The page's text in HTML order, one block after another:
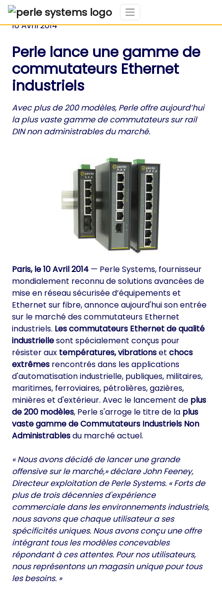
10 Avril 2014
Perle lance une gamme de
commutateurs Ethernet
industriels
Avec plus de 200 modèles, Perle offre aujourd’hui
la plus vaste gamme de commutateurs sur rail
DIN non administrables du marché.
Paris, le 10 Avril 2014 — Perle Systems, fournisseur
mondialement reconnu de solutions avancées de
mise en réseau sécurisée d’équipements et
Ethernet sur fibre, annonce aujourd'hui son entrée
sur le marché des commutateurs Ethernet
industriels. Les commutateurs Ethernet de qualité
industriellesont spécialement conçus pour
résister aux températures, vibrationset chocs
extrêmes rencontrés dans les applications
d'automatisation industrielle, publiques, militaires,
maritimes, ferroviaires, pétrolières, gazières,
minières et d'extérieur. Avec le lancement de plus
de 200 modèles, Perle s'arroge le titre de la plus
vaste gamme deCommutateurs Industriels Non
Administrablesdu marché actuel.
« Nous avons décidé de lancer une grande
offensive sur le marché,» déclare John Feeney,
Directeur exploitation de Perle Systems. « Forts de
plus de trois décennies d'expérience
commerciale dans les environnements industriels,
nous savons que chaque utilisateur a ses
spécificités uniques. Nous avons conçu une offre
intégrant tous les modèles concevables
répondant à ces attentes. Pour nos utilisateurs,
nous représentons un magasin unique pour tous
les besoins. »